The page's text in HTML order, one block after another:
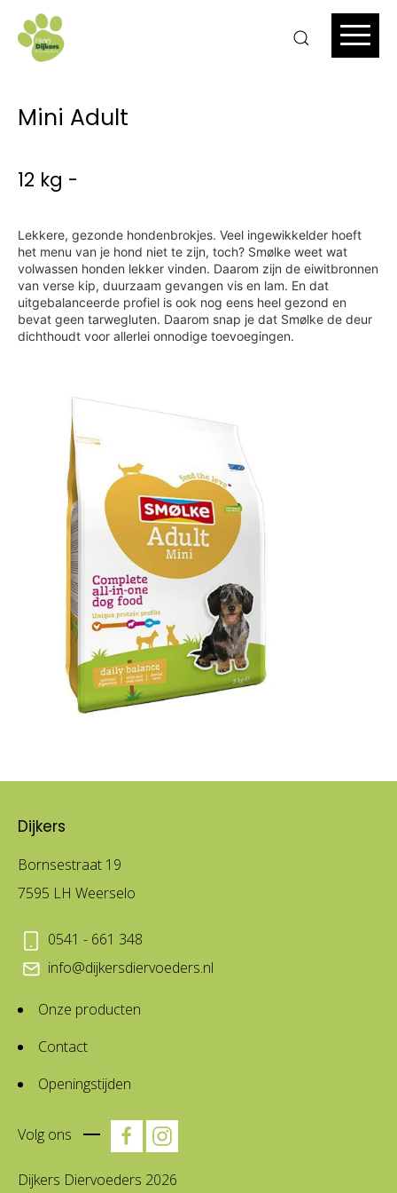
Mini Adult
12 kg -
Lekkere, gezonde hondenbrokjes. Veel ingewikkelder hoeft
het menu van je hond niet te zijn, toch? Smølke weet wat
volwassen honden lekker vinden. Daarom zijn de eiwitbronnen
van verse kip, duurzaam gevangen vis en lam. En dat
uitgebalanceerde profiel is ook nog eens heel gezond en
bevat geen tarwegluten. Daarom snap je dat Smølke de deur
dichthoudt voor allerlei onnodige toevoegingen.
Dijkers
Bornsestraat 19
7595 LH Weerselo
0541 - 661 348
info@dijkersdiervoeders.nl
Onze producten
Contact
Openingstijden
Volg ons
Dijkers Diervoeders 2026